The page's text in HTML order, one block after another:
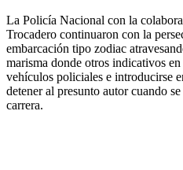
La Policía Nacional con la
Trocadero continuaron con la
embarcación tipo zodiac
marisma donde otros indicativos en
vehículos policiales e introducirse
detener al presunto autor cuando
carrera.